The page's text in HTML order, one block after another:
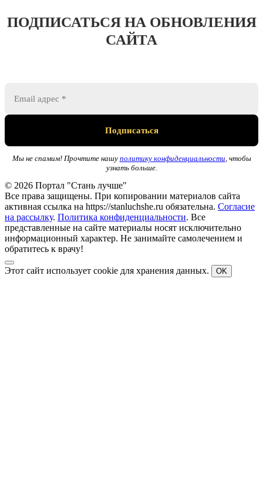
ПОДПИСАТЬСЯ НА ОБНОВЛЕНИЯ
САЙТА
Мы не спамим! Прочтите нашу политику конфиденциальности , чтобы
узнать больше.
© 2026 Портал "Стань лучше"
Все права защищены. При копировании материалов сайта
активная ссылка на https://stanluchshe.ru обязательна. Согласие
на рассылку. Политика конфиденциальности. Все
представленные на сайте материалы носят исключительно
информационный характер. Не занимайте самолечением и
обратитесь к врачу!
Этот сайт использует cookie для хранения данных. OK